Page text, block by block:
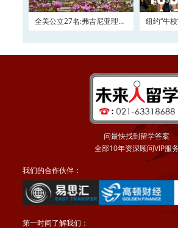
全美公立27名:弗吉尼亚理工
纽约“牛
问最快找到留学答案
全部10年资深顾问VIP服
我们的合作伙伴：
第一时间了解我们：